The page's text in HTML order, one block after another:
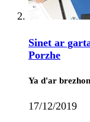
Sinet ar
Porzhe
Ya d'ar
17/12/2019